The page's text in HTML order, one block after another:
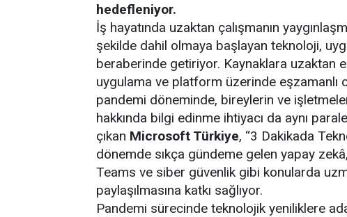
hedefleniyor.
İş hayatında uzaktan çalışmanın
şekilde dahil olmaya başlayan teknoloji,
beraberinde getiriyor. Kaynaklara uzaktan
uygulama ve platform üzerinde eşzamanlı
pandemi döneminde, bireylerin ve
hakkında bilgi edinme ihtiyacı da aynı
çıkan Microsoft Türkiye, “3 Dakikada
dönemde sıkça gündeme gelen yapay
Teams ve siber güvenlik gibi konularda
paylaşılmasına katkı sağlıyor.
Pandemi sürecinde teknolojik yeniliklere